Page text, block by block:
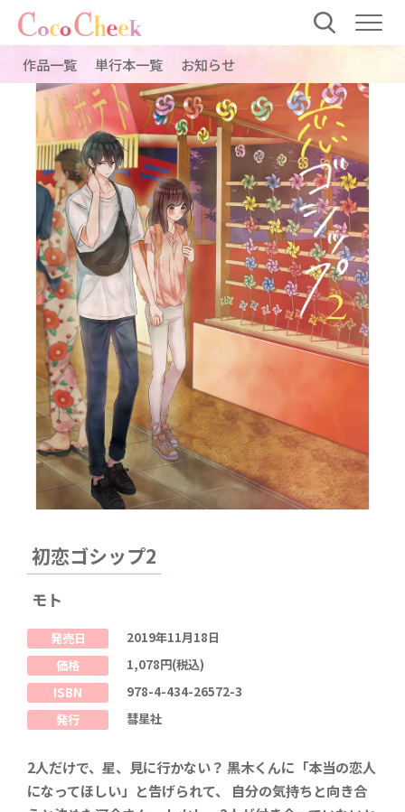
作品一覧 単行本一覧 お知らせ
初恋ゴシップ2
モト
発売日
2019年11月18日
価格
1,078円(税込)
ISBN
978-4-434-26572-3
発行
彗星社
2人だけで、星、見に行かない？ 黒木くんに「本当の恋人
になってほしい」と告げられて、 自分の気持ちと向き合